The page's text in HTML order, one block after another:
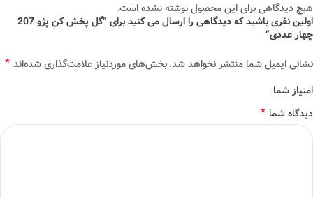
هیچ دیدگاهی برای این محصول نوشته نشده است.
اولین نفری باشید که دیدگاهی را ارسال می کنید برای “گل پخش کن پژو 207
چهار عددی”
نشانی ایمیل شما منتشر نخواهد شد. بخش‌های موردنیاز علامت‌گذاری شده‌اند *
امتیاز شما
دیدگاه شما *